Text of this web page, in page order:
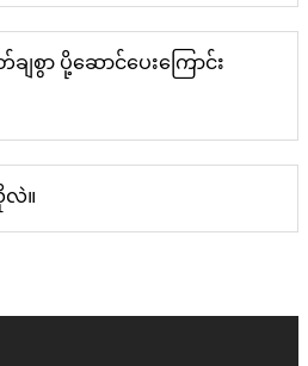
စွာ ပို့ဆောင်ပေးကြောင်း
လဲ။